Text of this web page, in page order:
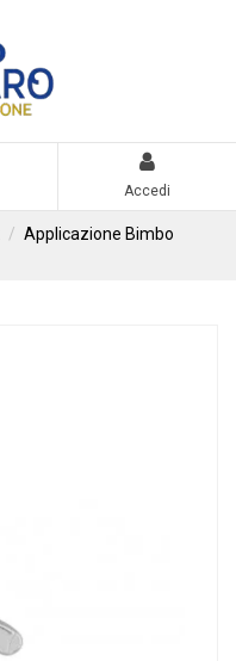
Accedi
Applicazione Bimbo